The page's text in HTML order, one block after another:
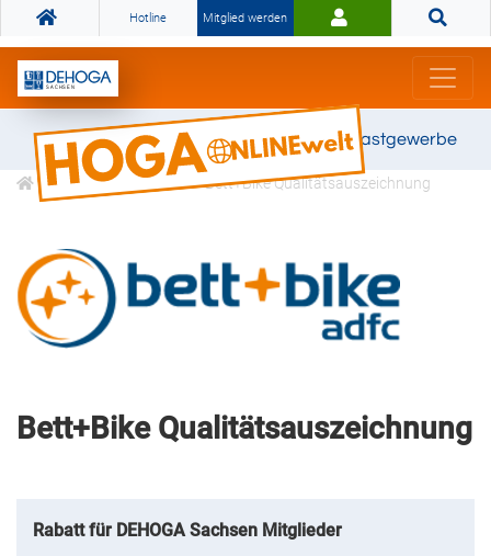
Hotline Mitglied werden
Gemeinsam stark für das Gastgewerbe
Klassifizierungen Bett+Bike Qualitätsauszeichnung
Bett+Bike Qualitätsauszeichnung
Rabatt für DEHOGA Sachsen Mitglieder